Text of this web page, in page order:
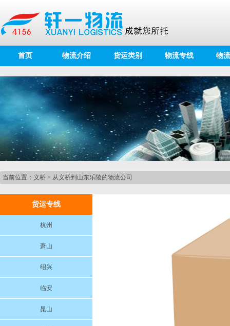
首页 物流介绍 货运类别 物流专线 物
当前位置： 义桥 > 从义桥到山东乐陵的物流公司
货运专线
杭州
萧山
绍兴
临安
昆山